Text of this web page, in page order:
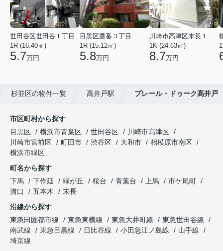
世田谷区世田谷１丁目
1R (16.40㎡)
5.7万円
目黒区鷹番３丁目
1R (15.12㎡)
5.8万円
川崎市高津区末長１丁目
1K (24.63㎡)
8.7万円
杉並区の物件一覧 高井戸駅 プレール・ドゥーク高井戸
市区町村から探す
目黒区
横浜市青葉区 世田谷区
川崎市高津区
川崎市宮前区
町田市 渋谷区 大和市
相模原市南区
横浜市緑区
町名から探す
下馬
下作延 緑が丘 桜台 青葉台 上馬
市ケ尾町
溝口
五本木
末長
沿線から探す
東急田園都市線
東急東横線 東急大井町線
東急世田谷線
南武線
東急目黒線 日比谷線 小田急江ノ島線
山手線
埼京線